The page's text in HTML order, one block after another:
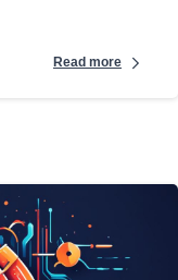
Read more